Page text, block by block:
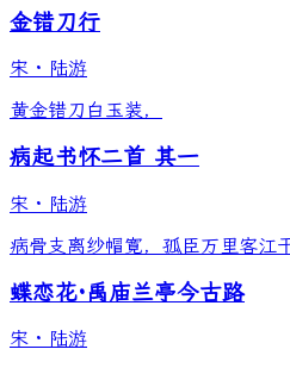
金错刀行
宋 · 陆游
黄金错刀白玉装，
病起书怀二首 其一
宋 · 陆游
病骨支离纱帽寛，孤臣万里客江干
蝶恋花·禹庙兰亭今古路
宋 · 陆游